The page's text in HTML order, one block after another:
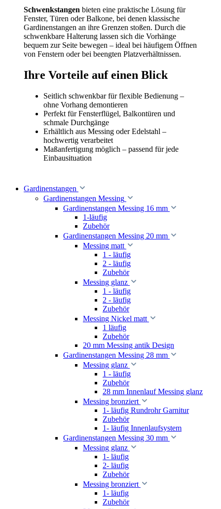
Schwenkstangen bieten eine praktische Lösung für
Fenster, Türen oder Balkone, bei denen klassische
Gardinenstangen an ihre Grenzen stoßen. Durch die
schwenkbare Halterung lassen sich die Vorhänge
bequem zur Seite bewegen – ideal bei häufigem Öffnen
von Fenstern oder bei beengten Platzverhältnissen.
Ihre Vorteile auf einen Blick
Seitlich schwenkbar für flexible Bedienung –
ohne Vorhang demontieren
Perfekt für Fensterflügel, Balkontüren und
schmale Durchgänge
Erhältlich aus Messing oder Edelstahl –
hochwertig verarbeitet
Maßanfertigung möglich – passend für jede
Einbausituation
Gardinenstangen
Gardinenstangen Messing
Gardinenstangen Messing 16 mm
1-läufig
Zubehör
Gardinenstangen Messing 20 mm
Messing matt
1 - läufig
2 - läufig
Zubehör
Messing glanz
1 - läufig
2 - läufig
Zubehör
Messing Nickel matt
1 läufig
Zubehör
20 mm Messing antik Design
Gardinenstangen Messing 28 mm
Messing glanz
1 - läufig
Zubehör
28 mm Innenlauf Messing glanz
Messing bronziert
1- läufig Rundrohr Garnitur
Zubehör
1- läufig Innenlaufsystem
Gardinenstangen Messing 30 mm
Messing glanz
1- läufig
2- läufig
Zubehör
Messing bronziert
1- läufig
Zubehör